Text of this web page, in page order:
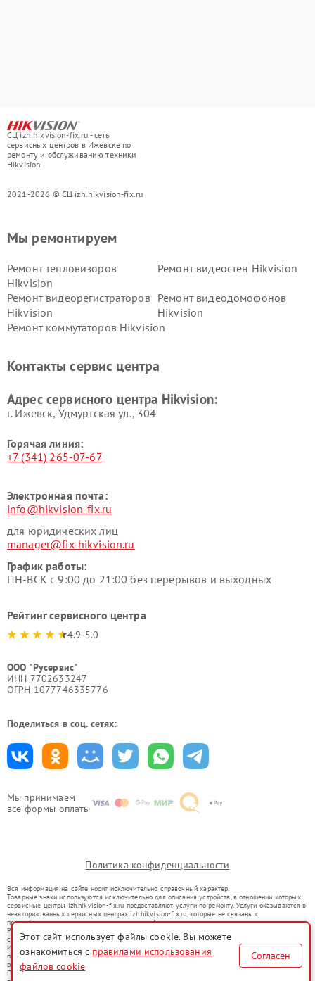
СЦ izh.hikvision-fix.ru - сеть
сервисных центров в Ижевске по
ремонту и обслуживанию техники
Hikvision
2021-2026 © СЦ izh.hikvision-fix.ru
Мы принимаем
все формы оплаты
Мы ремонтируем
Ремонт тепловизоров
Hikvision
Ремонт видеостен Hikvision
Ремонт видеорегистраторов
Hikvision
Ремонт видеодомофонов
Hikvision
Ремонт коммутаторов Hikvision
Контакты сервис центра
Адрес сервисного центра Hikvision:
г. Ижевск, Удмуртская ул., 304
Горячая линия:
+7 (341) 265-07-67
Электронная почта:
info@hikvision-fix.ru
для юридических лиц
manager@fix-hikvision.ru
График работы:
ПН-ВСК с 9:00 до 21:00 без перерывов и выходных
Рейтинг сервисного центра
4.9-5.0
ООО "Русервис"
ИНН 7702633247
ОГРН 1077746335776
Поделиться в соц. сетях:
Политика конфиденциальности
Вся информация на сайте носит исключительно справочный характер.
Товарные знаки используются исключительно для описания устройств, в отношении которых
сервисные центры izh.hikvision-fix.ru предоставляют услуги по ремонту. Услуги оказываются в
неавторизованных сервисных центрах izh.hikvision-fix.ru, которые не связаны с
правообладателями товарных знаков или их официальными представителями.
Ремонт осуществляется для устройств, уже введенных в гражданский оборот в соответствии
со статьей 1487 ГК РФ.
Использование товарных знаков не преследует цели индивидуализации услуг или введения
потребителей в заблуждение, а служит для информирования о предоставляемых услугах по
ремонту техники указанных брендов.
Представленная на сайте информация не является публичной офертой, определяемой
Этот сайт использует файлы cookie. Вы можете
ознакомиться с правилами использования
файлов cookie
Согласен